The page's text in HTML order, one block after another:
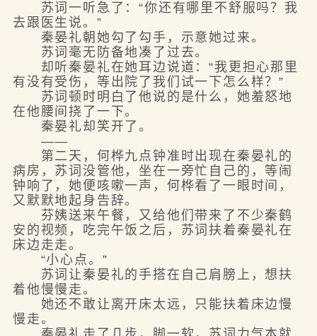
苏词一听急了：“你还有哪里不舒服吗？我
去跟医生说。”
秦晏礼朝她勾了勾手，示意她过来。
苏词毫无防备地凑了过去。
却听秦晏礼在她耳边说道：“我更担心那里
有没有受伤，等出院了我们试一下怎么样？”
苏词顿时明白了他说的是什么，她羞怒地
在他腰间挠了一下。
秦晏礼却笑开了。
——
第二天，何桦九点钟准时出现在秦晏礼的
病房，苏词没管他，坐在一旁忙自己的，等闹
钟响了，她便咳嗽一声，何桦看了一眼时间，
又默默地起身告辞。
芬姨送来午餐，又给他们带来了不少秦鹤
安的视频，吃完午饭之后，苏词扶着秦晏礼在
床边走走。
“小心点。”
苏词让秦晏礼的手搭在自己肩膀上，想扶
着他慢慢走。
她还不敢让离开床太远，只能扶着床边慢
慢走。